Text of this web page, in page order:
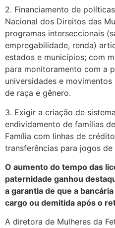
2. Financiamento de
Nacional dos Direitos das
programas interseccionais
empregabilidade, renda)
estados e municípios; com
para monitoramento com a
universidades e
de raça e gênero.
3. Exigir a criação de
endividamento de famílias
Família com linhas de
transferências para jogos de
O aumento do tempo das
paternidade ganhou
a garantia de que a
cargo ou demitida após o
A diretora de Mulheres da